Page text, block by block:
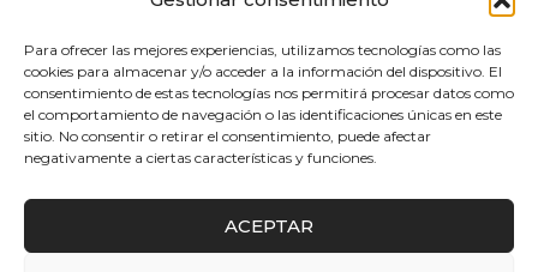
Para ofrecer las mejores experiencias, utilizamos tecnologías como las
cookies para almacenar y/o acceder a la información del dispositivo. El
consentimiento de estas tecnologías nos permitirá procesar datos como
el comportamiento de navegación o las identificaciones únicas en este
sitio. No consentir o retirar el consentimiento, puede afectar
negativamente a ciertas características y funciones.
ACEPTAR
Mi cuenta
Carrito
Politica de envio y devoluciones